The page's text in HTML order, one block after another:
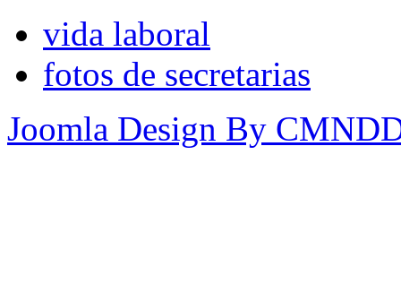
vida laboral
fotos de secretarias
Joomla Design By